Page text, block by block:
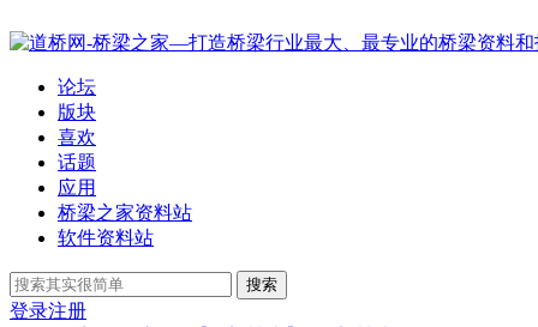
论坛
版块
喜欢
话题
应用
桥梁之家资料站
软件资料站
搜索
登录注册